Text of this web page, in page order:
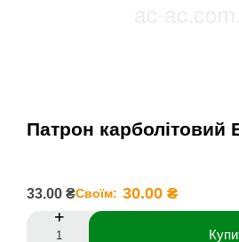
Патрон карболітовий
33.00 ₴Своїм: 30.00 ₴